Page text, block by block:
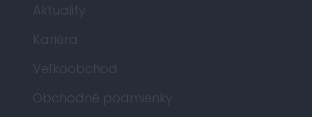
Aktuality
Kariéra
Veľkoobchod
Obchodné podmienky